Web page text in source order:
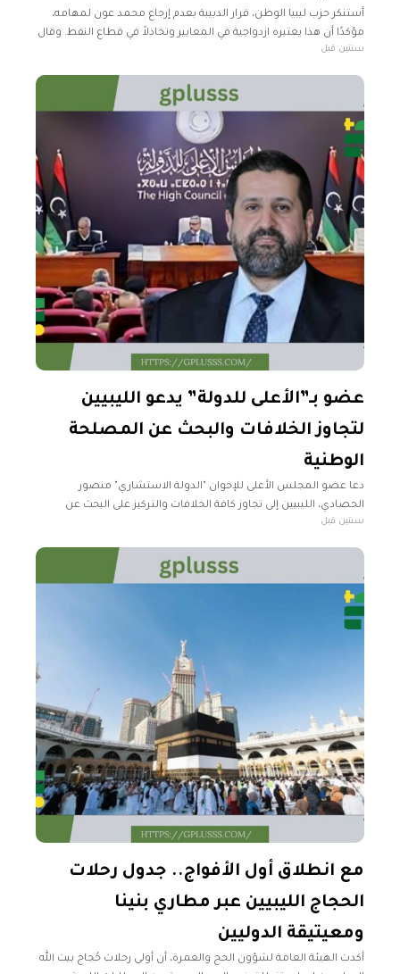
أستنكر حزب ليبيا الوطن، قرار الدبيبة بعدم إرجاع محمد عون لمهامه،
مؤكدًا أن هذا يعتبره ازدواجية في المعايير وتخاذلاً في قطاع النفط. وقال
في بيان منذ قليل، إن الحزب، يتابع
سنتين قبل
عضو بـ”الأعلى للدولة” يدعو الليبيين
لتجاوز الخلافات والبحث عن المصلحة
الوطنية
دعا عضو المجلس الأعلى للإخوان "الدولة الاستشاري" منصور
الحصادي، الليبيين إلى تجاوز كافة الخلافات والتركيز على البحث عن
المصالح الوطنية داخل وطنهم دون التفريط بها. وفي تغريده له عبر
سنتين قبل
مع انطلاق أول الأفواج.. جدول رحلات
الحجاج الليبيين عبر مطاري بنينا
ومعيتيقة الدوليين
أكدت الهيئة العامة لشؤون الحج والعمرة، أن أولى رحلات حُجاج بيت الله